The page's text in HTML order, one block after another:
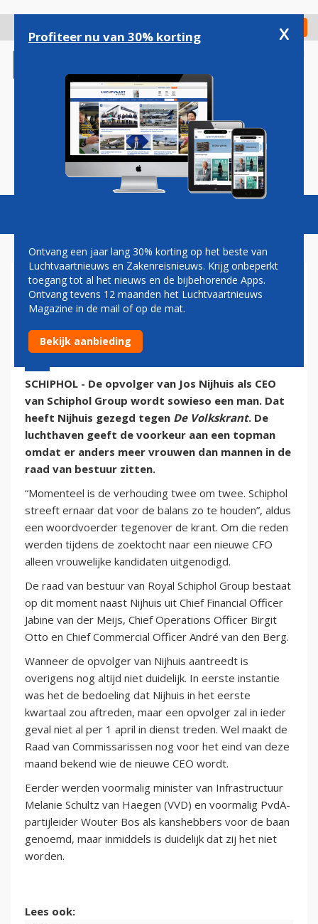
gaan
Check in
Magazine Podcasts Vacatures
SCHIPHOL KRIJGT SOWIESO
GEEN TOPVROUW
9 maart 2018 - 9:11 | Door:
SCHIPHOL - De opvolger van Jos Nijhuis als CEO
van Schiphol Group wordt sowieso een man. Dat
heeft Nijhuis gezegd tegen De Volkskrant. De
luchthaven geeft de voorkeur aan een topman
omdat er anders meer vrouwen dan mannen in de
raad van bestuur zitten.
“Momenteel is de verhouding twee om twee. Schiphol
streeft ernaar dat voor de balans zo te houden”, aldus
een woordvoerder tegenover de krant. Om die reden
werden tijdens de zoektocht naar een nieuwe CFO
alleen vrouwelijke kandidaten uitgenodigd.
De raad van bestuur van Royal Schiphol Group bestaat
op dit moment naast Nijhuis uit Chief Financial Officer
Jabine van der Meijs, Chief Operations Officer Birgit
Otto en Chief Commercial Officer André van den Berg.
Wanneer de opvolger van Nijhuis aantreedt is
overigens nog altijd niet duidelijk. In eerste instantie
was het de bedoeling dat Nijhuis in het eerste
kwartaal zou aftreden, maar een opvolger zal in ieder
geval niet al per 1 april in dienst treden. Wel maakt de
Raad van Commissarissen nog voor het eind van deze
maand bekend wie de nieuwe CEO wordt.
Eerder werden voormalig minister van Infrastructuur
Melanie Schultz van Haegen (VVD) en voormalig PvdA-
partijleider Wouter Bos als kanshebbers voor de baan
genoemd, maar inmiddels is duidelijk dat zij het niet
worden.
Lees ook:
Profiteer nu van 30% korting x
Ontvang een jaar lang 30% korting op het beste van
Luchtvaartnieuws en Zakenreisnieuws. Krijg onbeperkt
toegang tot al het nieuws en de bijbehorende Apps.
Ontvang tevens 12 maanden het Luchtvaartnieuws
Magazine in de mail of op de mat.
Bekijk aanbieding